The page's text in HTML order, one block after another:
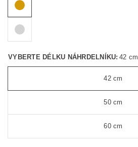
VYBERTE DÉLKU NÁHRDELNÍKU: 42 cm
42 cm
50 cm
60 cm